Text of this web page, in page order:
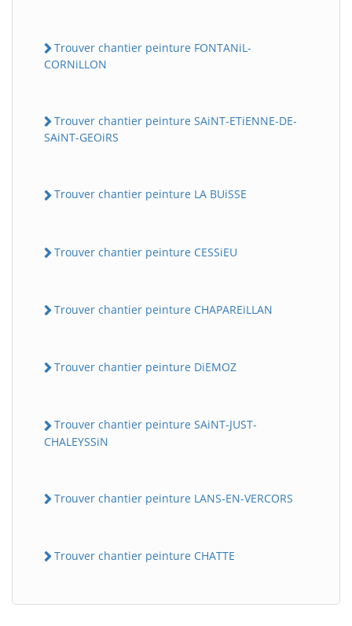
Trouver chantier peinture FONTANiL-
CORNiLLON
Trouver chantier peinture SAiNT-ETiENNE-DE-
SAiNT-GEOiRS
Trouver chantier peinture LA BUiSSE
Trouver chantier peinture CESSiEU
Trouver chantier peinture CHAPAREiLLAN
Trouver chantier peinture DiEMOZ
Trouver chantier peinture SAiNT-JUST-
CHALEYSSiN
Trouver chantier peinture LANS-EN-VERCORS
Trouver chantier peinture CHATTE